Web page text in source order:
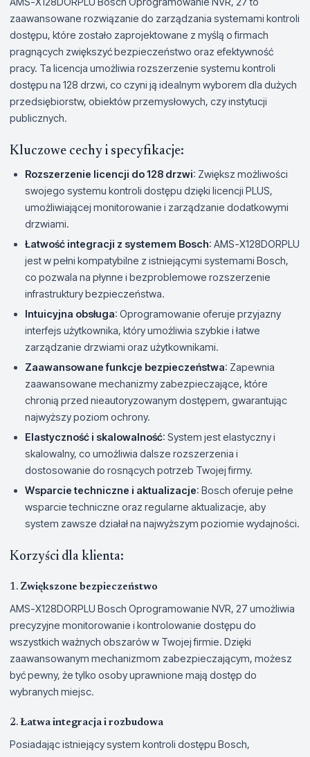
zaawansowane rozwiązanie do zarządzania systemami kontroli
dostępu, które zostało zaprojektowane z myślą o firmach
pragnących zwiększyć bezpieczeństwo oraz efektywność
pracy. Ta licencja umożliwia rozszerzenie systemu kontroli
dostępu na 128 drzwi, co czyni ją idealnym wyborem dla dużych
przedsiębiorstw, obiektów przemysłowych, czy instytucji
publicznych.
Kluczowe cechy i specyfikacje:
Rozszerzenie licencji do 128 drzwi: Zwiększ możliwości
swojego systemu kontroli dostępu dzięki licencji PLUS,
umożliwiającej monitorowanie i zarządzanie dodatkowymi
drzwiami.
Łatwość integracji z systemem Bosch: AMS-X128DORPLU
jest w pełni kompatybilne z istniejącymi systemami Bosch,
co pozwala na płynne i bezproblemowe rozszerzenie
infrastruktury bezpieczeństwa.
Intuicyjna obsługa: Oprogramowanie oferuje przyjazny
interfejs użytkownika, który umożliwia szybkie i łatwe
zarządzanie drzwiami oraz użytkownikami.
Zaawansowane funkcje bezpieczeństwa: Zapewnia
zaawansowane mechanizmy zabezpieczające, które
chronią przed nieautoryzowanym dostępem, gwarantując
najwyższy poziom ochrony.
Elastyczność i skalowalność: System jest elastyczny i
skalowalny, co umożliwia dalsze rozszerzenia i
dostosowanie do rosnących potrzeb Twojej firmy.
Wsparcie techniczne i aktualizacje: Bosch oferuje pełne
wsparcie techniczne oraz regularne aktualizacje, aby
system zawsze działał na najwyższym poziomie wydajności.
Korzyści dla klienta:
1. Zwiększone bezpieczeństwo
AMS-X128DORPLU Bosch Oprogramowanie NVR, 27 umożliwia
precyzyjne monitorowanie i kontrolowanie dostępu do
wszystkich ważnych obszarów w Twojej firmie. Dzięki
zaawansowanym mechanizmom zabezpieczającym, możesz
być pewny, że tylko osoby uprawnione mają dostęp do
wybranych miejsc.
2. Łatwa integracja i rozbudowa
Posiadając istniejący system kontroli dostępu Bosch,